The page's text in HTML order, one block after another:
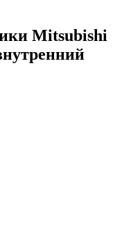
Mitsubishi